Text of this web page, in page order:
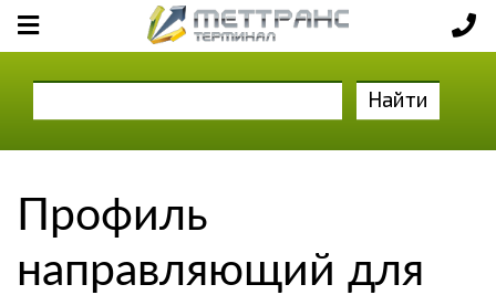
Найти
Профиль
направляющий для